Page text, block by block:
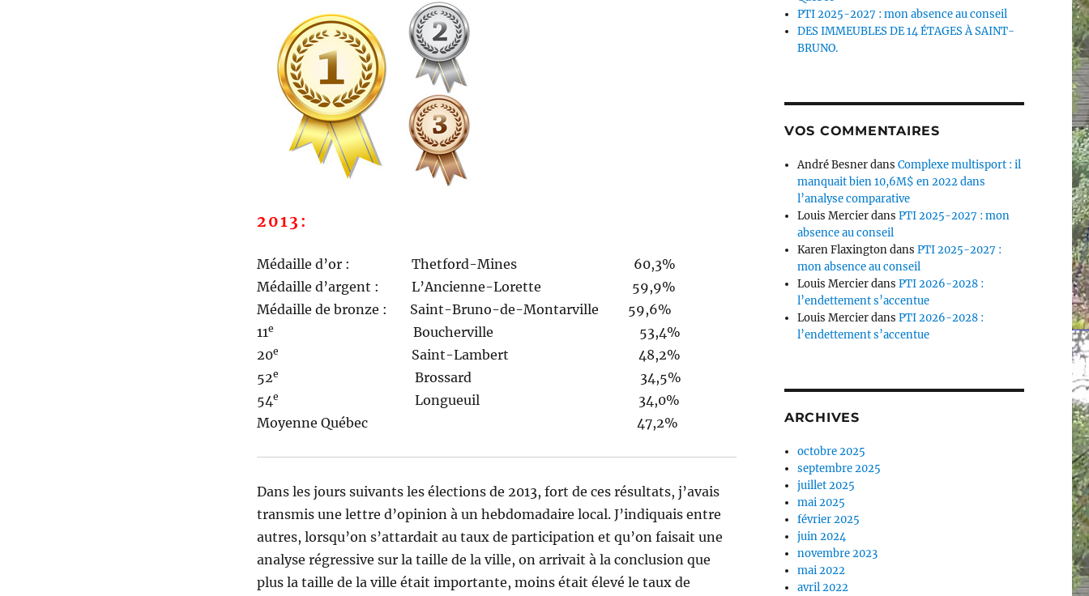
2013:
Médaille d’or : Thetford-Mines 60,3%
Médaille d’argent : L’Ancienne-Lorette 59,9%
Médaille de bronze : Saint-Bruno-de-Montarville 59,6%
11e
Boucherville 53,4%
20e
Saint-Lambert 48,2%
52e
Brossard 34,5%
54e
Longueuil 34,0%
Moyenne Québec 47,2%
Dans les jours suivants les élections de 2013, fort de ces résultats, j’avais
transmis une lettre d’opinion à un hebdomadaire local. J’indiquais entre
autres, lorsqu’on s’attardait au taux de participation et qu’on faisait une
analyse régressive sur la taille de la ville, on arrivait à la conclusion que
plus la taille de la ville était importante, moins était élevé le taux de
PTI 2025-2027 : mon absence au conseil
DES IMMEUBLES DE 14 ÉTAGES À SAINT-
BRUNO.
VOS COMMENTAIRES
André BesnerdansComplexe multisport : il
manquait bien 10,6M$ en 2022 dans
l’analyse comparative
Louis MercierdansPTI 2025-2027 : mon
absence au conseil
Karen FlaxingtondansPTI 2025-2027 :
mon absence au conseil
Louis MercierdansPTI 2026-2028 :
l’endettement s’accentue
Louis MercierdansPTI 2026-2028 :
l’endettement s’accentue
ARCHIVES
octobre 2025
septembre 2025
juillet 2025
mai 2025
février 2025
juin 2024
novembre 2023
mai 2022
avril 2022